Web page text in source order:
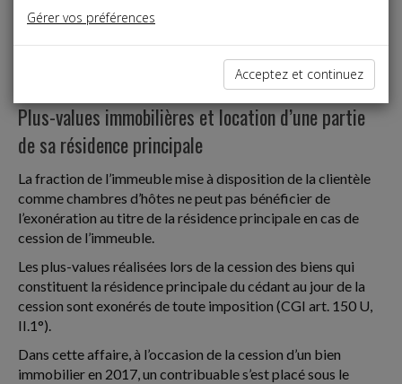
Plus-values immobilières et location d’une partie
de sa résidence principale
La fraction de l’immeuble mise à disposition de la clientèle
comme chambres d’hôtes ne peut pas bénéficier de
l’exonération au titre de la résidence principale en cas de
cession de l’immeuble.
Les plus-values réalisées lors de la cession des biens qui
constituent la résidence principale du cédant au jour de la
cession sont exonérés de toute imposition (CGI art. 150 U,
II.1°).
Dans cette affaire, à l’occasion de la cession d’un bien
immobilier en 2017, un contribuable s’est placé sous le
Gérer vos préférences
Acceptez et continuez